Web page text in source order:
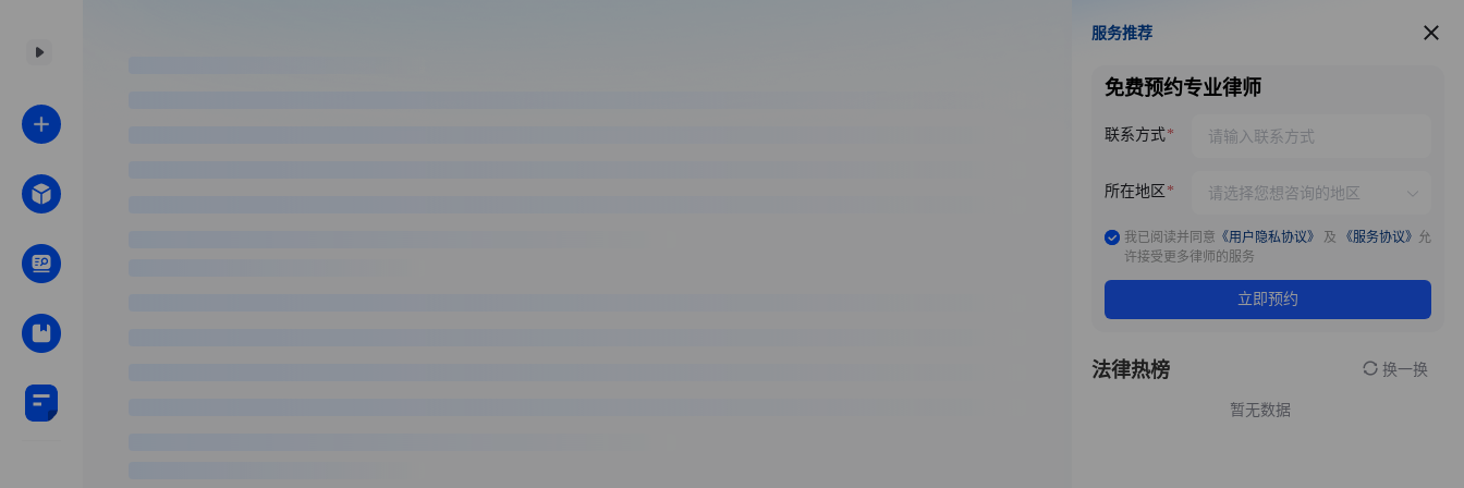
服务推荐
服务推荐
免费预约专业律师
联系方式
所在地区
我已阅读并同意 《用户隐私协议》 及 《服务协议》 允
许接受更多律师的服务
立即预约
法律热榜 换一换
暂无数据